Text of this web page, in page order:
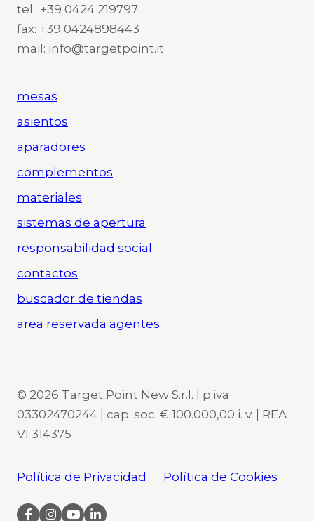
tel.: +39 0424 219797
fax: +39 0424898443
mail: info@targetpoint.it
mesas
asientos
aparadores
complementos
materiales
sistemas de apertura
responsabilidad social
contactos
buscador de tiendas
area reservada agentes
© 2026 Target Point New S.r.l. | p.iva
03302470244 | cap. soc. € 100.000,00 i. v. | REA
VI 314375
Política de Privacidad Política de Cookies